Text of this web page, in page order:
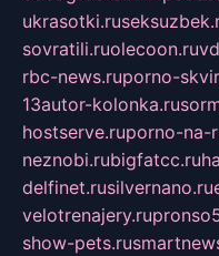
ukrasotki.ru
sovratili.ruolecoon.ru
rbc-news.ruporno-
13autor-kolonka.ru
hostserve.ruporno-na-
neznobi.rubigfatcc.ru
delfinet.rusilvernano.ru
velotrenajery.ru
show-pets.ru